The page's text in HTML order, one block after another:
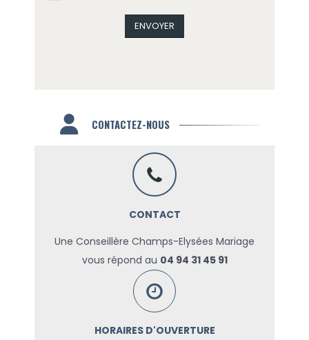
CONTACTEZ-NOUS
CONTACT
Une Conseillère Champs-Elysées Mariage
vous répond au 04 94 31 45 91
HORAIRES D'OUVERTURE